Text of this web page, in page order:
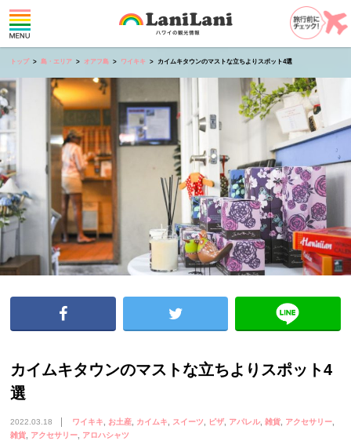
トップ 島・エリア オアフ島 ワイキキ カイムキタウンのマストな立ちよりスポット4選
カイムキタウンのマストな立ちよりスポット4
選
2022.03.18 ワイキキ お土産 カイムキ スイーツ ピザ アパレル 雑貨
アクセサリー
雑貨 アクセサリー アロハシャツ